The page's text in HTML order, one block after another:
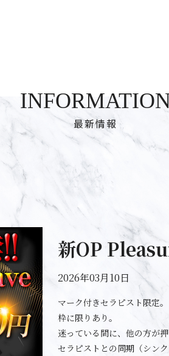
最新情報
新OP
2026年03月10日
マーク付きセラピスト限定。
枠に限りあり。
迷っている間に、他の方が押
セラピストとの同期（シンク